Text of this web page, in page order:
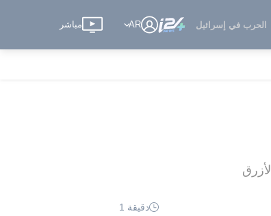
الحرب في إسرائيل AR مباشر
دقيقة 1